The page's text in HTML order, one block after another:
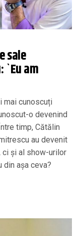
sale
`Eu am
mai cunoscuți
o devenind
timp, Cătălin
au devenit
ci și al show-urilor
din așa ceva?